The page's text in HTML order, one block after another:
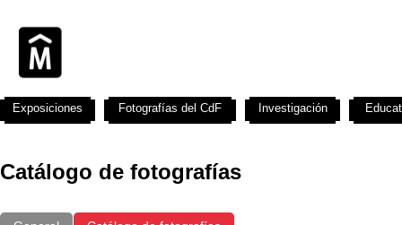
Catálogo de fotografías
Exposiciones Fotografías del CdF Investigación